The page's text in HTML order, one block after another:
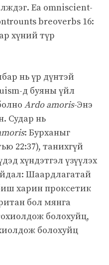
Ea omniscient-
breoverbs 16:
хүний ​​түр
нь үр дүнтэй
д буяны үйл
Ardo amoris-Энэ
Судар нь
: Бурханыг
22:37), танихгүй
хүндэтгэл үзүүлэх
Шаардлагатай
биш харин проксетик
бол мянга
болохуйц,
болохуйц